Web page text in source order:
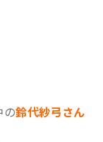
の鈴代紗弓さん